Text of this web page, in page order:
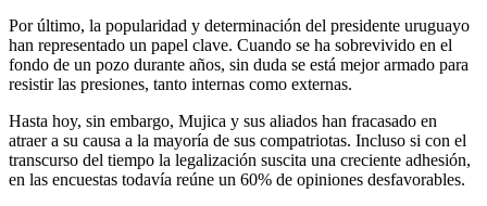
Por último, la popularidad y determinación del presidente uruguayo
han representado un papel clave. Cuando se ha sobrevivido en el
fondo de un pozo durante años, sin duda se está mejor armado para
resistir las presiones, tanto internas como externas.
Hasta hoy, sin embargo, Mujica y sus aliados han fracasado en
atraer a su causa a la mayoría de sus compatriotas. Incluso si con el
transcurso del tiempo la legalización suscita una creciente adhesión,
en las encuestas todavía reúne un 60% de opiniones desfavorables.